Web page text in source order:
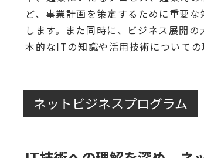
ど、事業計画を策定するために重要
します。また同時に、ビジネス展開
本的なITの知識や活用技術についての
ネットビジネスプログラム